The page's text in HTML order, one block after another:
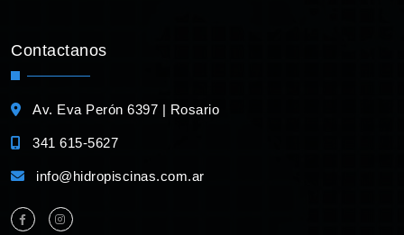
Contactanos
Av. Eva Perón 6397 | Rosario
341 615-5627
info@hidropiscinas.com.ar